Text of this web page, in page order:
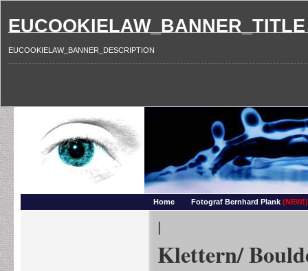
EUCOOKIELAW_BANNER_TITLE
EUCOOKIELAW_BANNER_DESCRIPTION
Home Fotograf Bernhard Plank (NEW!)
|
Klettern/